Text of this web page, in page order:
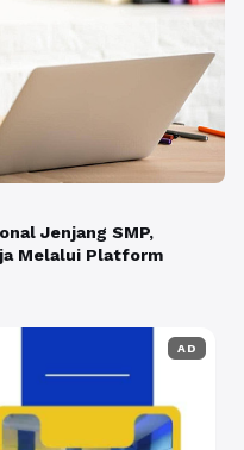
Jenjang SMP,
Melalui Platform
AD